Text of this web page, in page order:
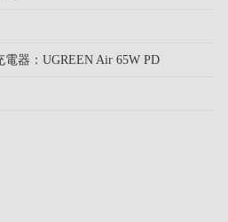
器：UGREEN Air 65W PD